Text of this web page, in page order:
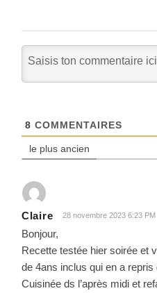
8 COMMENTAIRES
le plus ancien
Claire 28 novembre 2023 6:23 PM
Bonjour,
Recette testée hier soirée et
de 4ans inclus qui en a
Cuisinée ds l’après midi et